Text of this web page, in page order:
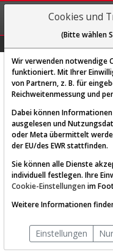
Diese
AKTIEN-
Die
TraderFox
Cookies und
(Bitte wählen
Wir verwenden notwendige
funktioniert. Mit Ihrer
von Partnern, z. B. für
Reichweitenmessung und
Dabei können
ausgelesen und
oder Meta übermittelt
der EU/des EWR stattfinden.
Sie können alle Dienste
individuell festlegen. Ihre
Cookie-Einstellungen im
Weitere Informationen
Einstellungen